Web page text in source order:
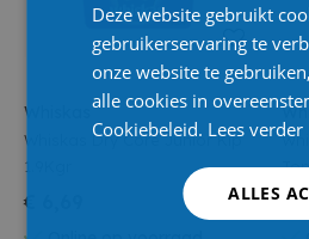
Whiskas
Whiskas Dry Core Junior Kip
1.9Kgr
€ 6,69 €
Deze website gebruikt
gebruikerservaring te
onze website te
alle cookies in
Cookiebeleid. Lees verder
ALLES